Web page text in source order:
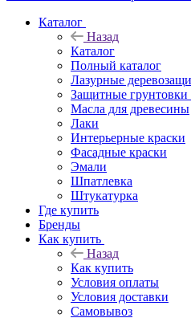
Каталог
Назад
Каталог
Полный каталог
Лазурные
Защитные
Масла для древесины
Лаки
Интерьерные краски
Фасадные краски
Эмали
Шпатлевка
Штукатурка
Где купить
Бренды
Как купить
Назад
Как купить
Условия оплаты
Условия доставки
Самовывоз